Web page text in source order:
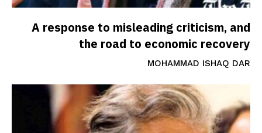
A response to misleading criticism, and
the road to economic recovery
MOHAMMAD ISHAQ DAR